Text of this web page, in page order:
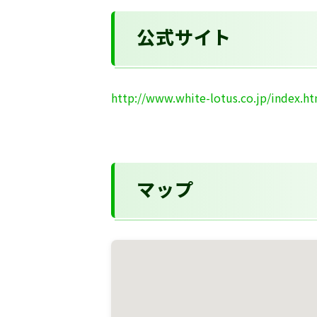
公式サイト
http://www.white-lotus.co.jp/
マップ